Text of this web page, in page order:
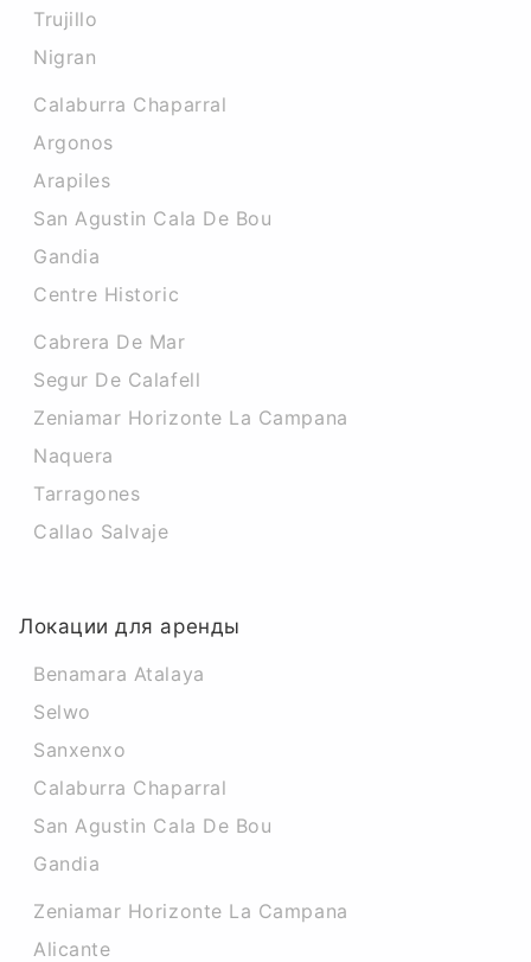
Trujillo
Nigran
Calaburra Chaparral
Argonos
Arapiles
San Agustin Cala De Bou
Gandia
Centre Historic
Cabrera De Mar
Segur De Calafell
Zeniamar Horizonte La Campana
Naquera
Tarragones
Callao Salvaje
Локации для аренды
Benamara Atalaya
Selwo
Sanxenxo
Calaburra Chaparral
San Agustin Cala De Bou
Gandia
Zeniamar Horizonte La Campana
Alicante